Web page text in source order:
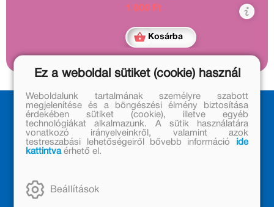
1 000 Ft
Kosárba
MÓRA KÖNYVKIADÓ – 1950 ÓTA
Ez a weboldal sütiket (cookie) használ
Weboldalunk tartalmának személyre szabott
megjelenítése és a böngészési élmény biztosítása
érdekében sütiket (cookie), illetve egyéb
technológiákat alkalmazunk. A sütik használatára
vonatkozó irányelveinkről, valamint azok
testreszabási lehetőségeiről bővebb információ
ide
kattintvaérhető el.
Beállítások